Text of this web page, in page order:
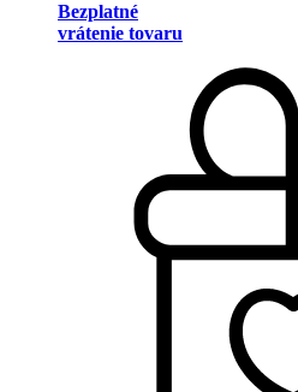
Bezplatné
vrátenie tovaru